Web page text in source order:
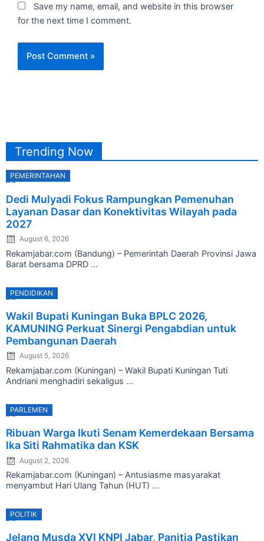
Save my name, email, and website in this browser
for the next time I comment.
Trending Now
PEMERINTAHAN
Dedi Mulyadi Fokus Rampungkan Pemenuhan
Layanan Dasar dan Konektivitas Wilayah pada
2027
on
August 6, 2026
Rekamjabar.com (Bandung) – Pemerintah Daerah Provinsi Jawa
Barat bersama DPRD ...
PENDIDIKAN
Wakil Bupati Kuningan Buka BPLC 2026,
KAMUNING Perkuat Sinergi Pengabdian untuk
Pembangunan Daerah
on
August 5, 2026
Rekamjabar.com (Kuningan) – Wakil Bupati Kuningan Tuti
Andriani menghadiri sekaligus ...
PARLEMEN
Ribuan Warga Ikuti Senam Kemerdekaan Bersama
Ika Siti Rahmatika dan KSK
on
August 2, 2026
Rekamjabar.com (Kuningan) – Antusiasme masyarakat
menyambut Hari Ulang Tahun (HUT) ...
POLITIK
Jelang Musda XVI KNPI Jabar, Panitia Pastikan
on